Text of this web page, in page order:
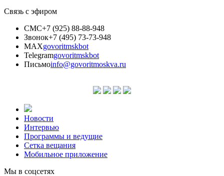
Связь с эфиром
СМС+7 (925) 88-88-948
Звонок+7 (495) 73-73-948
MAXgovoritmskbot
Telegramgovoritmskbot
Письмоinfo@govoritmoskva.ru
Новости
Интервью
Программы и ведущие
Сетка вещания
Мобильное приложение
Мы в соцсетях